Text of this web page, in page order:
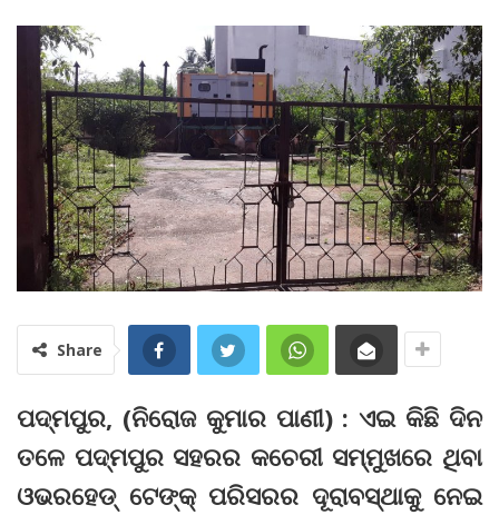
Share
ପଦ୍ମପୁର, (ନିରୋଜ କୁମାର ପାଣୀ) : ଏଇ କିଛି ଦିନ
ତଳେ ପଦ୍ମପୁର ସହରର କଚେରୀ ସମ୍ମୁଖରେ ଥିବା
ଓଭରହେଡ୍ ଟେଙ୍କ୍ ପରିସରର ଦୂରାବସ୍ଥାକୁ ନେଇ